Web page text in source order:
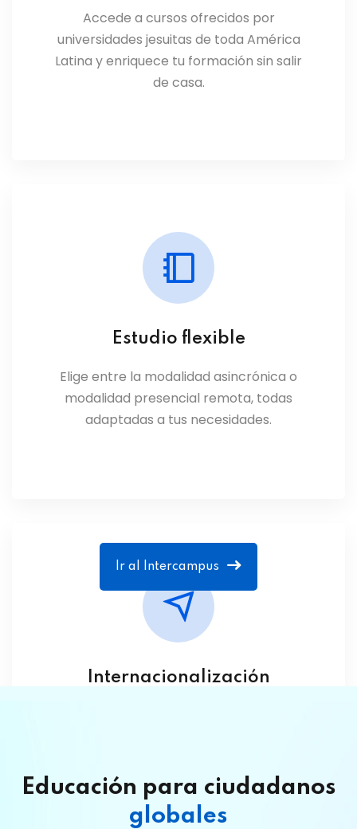
Accede a cursos ofrecidos por
universidades jesuitas de toda América
Latina y enriquece tu formación sin salir
de casa.
Estudio flexible
Elige entre la modalidad asincrónica o
modalidad presencial remota, todas
adaptadas a tus necesidades.
Internacionalización
Ir al Intercampus
Educación para ciudadanos
globales